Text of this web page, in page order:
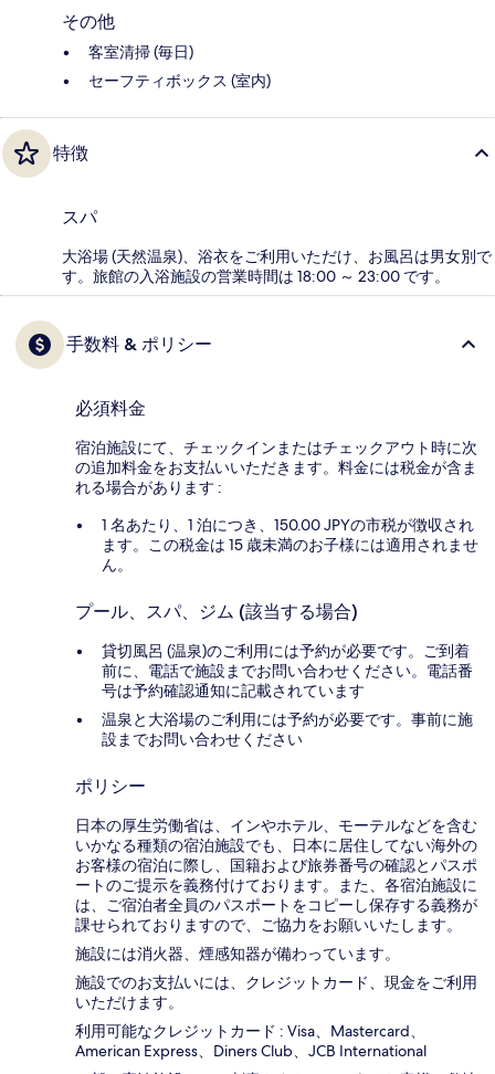
その他
客室清掃 (毎日)
セーフティボックス (室内)
特徴
スパ
大浴場 (天然温泉)、浴衣をご利用いただけ、お風呂は男女別で
す。旅館の入浴施設の営業時間は 18:00 ～ 23:00 です。
手数料 & ポリシー
必須料金
宿泊施設にて、チェックインまたはチェックアウト時に次
の追加料金をお支払いいただきます。料金には税金が含ま
れる場合があります :
1 名あたり、1 泊につき、150.00 JPYの市税が徴収され
ます。この税金は 15 歳未満のお子様には適用されませ
ん。
プール、スパ、ジム (該当する場合)
貸切風呂 (温泉)のご利用には予約が必要です。ご到着
前に、電話で施設までお問い合わせください。電話番
号は予約確認通知に記載されています
温泉と大浴場のご利用には予約が必要です。事前に施
設までお問い合わせください
ポリシー
日本の厚生労働省は、インやホテル、モーテルなどを含む
いかなる種類の宿泊施設でも、日本に​居住してない海外の
お客様の宿泊に際し、国籍および旅券番号の確認とパスポ
ートのご提示を義務付け​ております。また、各宿泊施設に
は、ご宿泊者全員のパスポートをコピーし保存する義務が
課せられておりますの​で、ご協力をお願いいたします。
施設には消火器、煙感知器が備わっています。
施設でのお支払いには、クレジットカード、現金をご利用
いただけます。
利用可能なクレジットカード : Visa、Mastercard、
American Express、Diners Club、JCB International